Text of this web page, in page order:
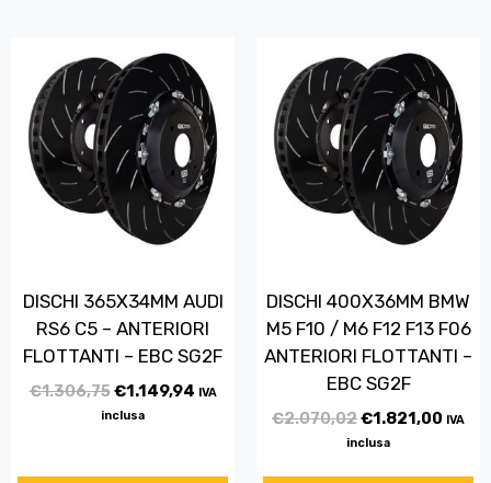
DISCHI 365X34MM AUDI
RS6 C5 – ANTERIORI
FLOTTANTI – EBC SG2F
€1.306,75€1.149,94 IVA
inclusa
DISCHI 400X36MM BMW
M5 F10 / M6 F12 F13 F06
ANTERIORI FLOTTANTI –
EBC SG2F
€2.070,02€1.821,00 IVA
inclusa